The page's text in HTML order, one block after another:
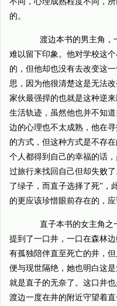
的。
渡边本书的男主角，
难以留下印象。他对学校这
的，但他却也没有去改变这
思，因为他很清楚这是无法
家伙最强捍的也就是这种逆
生活轨迹，虽然他也并不知
边的心理也不太成熟，他在
的方式，但这种方式是不存
个人都得到自己的幸福的话
过旅行来找回自己但却失败
了绿子，而直子选择了死”，
的更应该珍惜眼前存在的，应
直子本书的女主角之
提到了一口井，一口在森林
有孤独陪伴直至死亡的井，
便与现世隔绝，她也明白这
就是直子的无奈了。这口井
渡边一度在井的附近守望着